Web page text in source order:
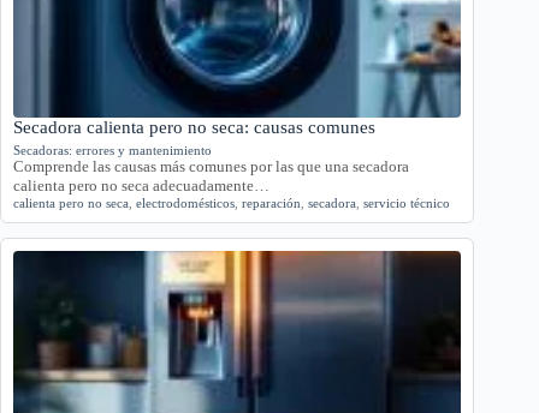
Secadora calienta pero no seca: causas comunes
Secadoras: errores y mantenimiento
Comprende las causas más comunes por las que una secadora
calienta pero no seca adecuadamente…
calienta pero no seca electrodomésticos reparación secadora servicio técnico